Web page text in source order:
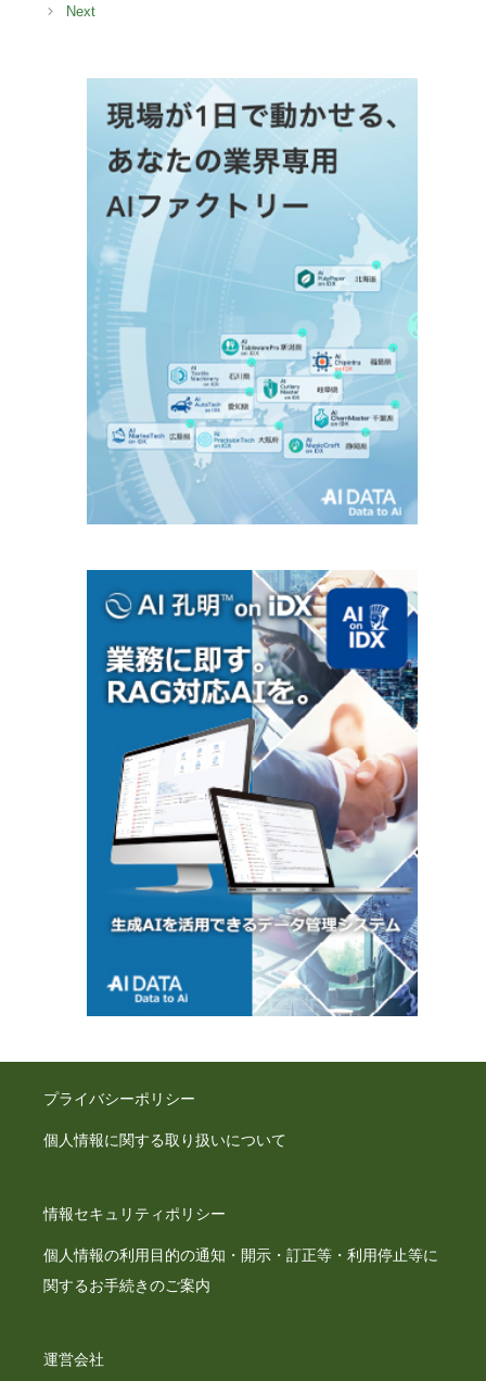
ー
プライバシーポリシー
個人情報に関する取り扱いについて
情報セキュリティポリシー
個人情報の利用目的の通知・開示・訂正等・利用停止等に
関するお手続きのご案内
運営会社